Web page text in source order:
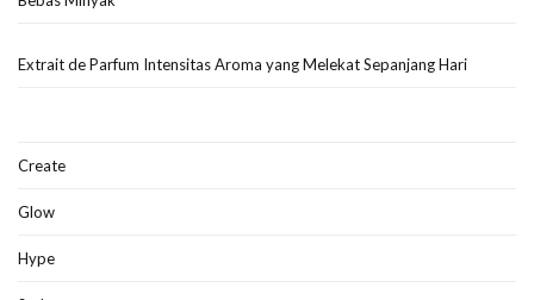
Extrait de Parfum Intensitas Aroma yang Melekat Sepanjang Hari
Create
Glow
Hype